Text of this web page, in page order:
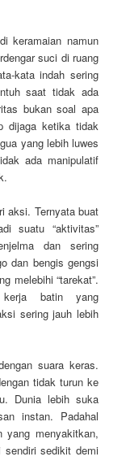
keramaian namun
suci di ruang
kata indah sering
saat tidak ada
bukan soal apa
dijaga ketika tidak
yang lebih luwes
ada manipulatif
aksi. Ternyata buat
suatu “aktivitas”
dan sering
dan bengis gengsi
melebihi “tarekat”.
kerja batin yang
sering jauh lebih
suara keras.
tidak turun ke
Dunia lebih suka
instan. Padahal
yang menyakitkan,
sendiri sedikit demi